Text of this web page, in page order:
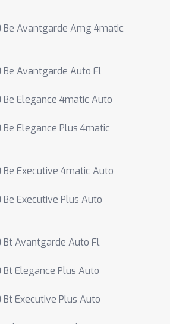
Be Avantgarde Amg 4matic
Be Avantgarde Auto Fl
Be Elegance 4matic Auto
Elegance Plus 4matic
Be Executive 4matic Auto
Executive Plus Auto
Bt Avantgarde Auto Fl
Bt Elegance Plus Auto
Executive Plus Auto